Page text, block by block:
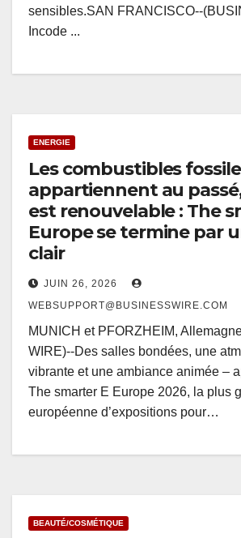
sensibles.SAN FRANCISCO--
Incode ...
ENERGIE
Les combustibles
appartiennent au
est renouvelable : The
Europe se termine par
clair
JUIN 26, 2026
WEBSUPPORT@BUSINESSWIRE.COM
MUNICH et PFORZHEIM,
WIRE)--Des salles bondées, une
vibrante et une ambiance animée –
The smarter E Europe 2026, la plus
européenne d’expositions pour…
BEAUTÉ/COSMÉTIQUE